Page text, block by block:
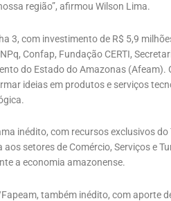
região”, afirmou Wilson Lima.
3, com investimento de R$ 5,9
Confap, Fundação CERTI,
do Estado do Amazonas
ideias em produtos e serviços
inédito, com recursos exclusivos do
setores de Comércio, Serviços e
a economia amazonense.
também inédito, com aporte